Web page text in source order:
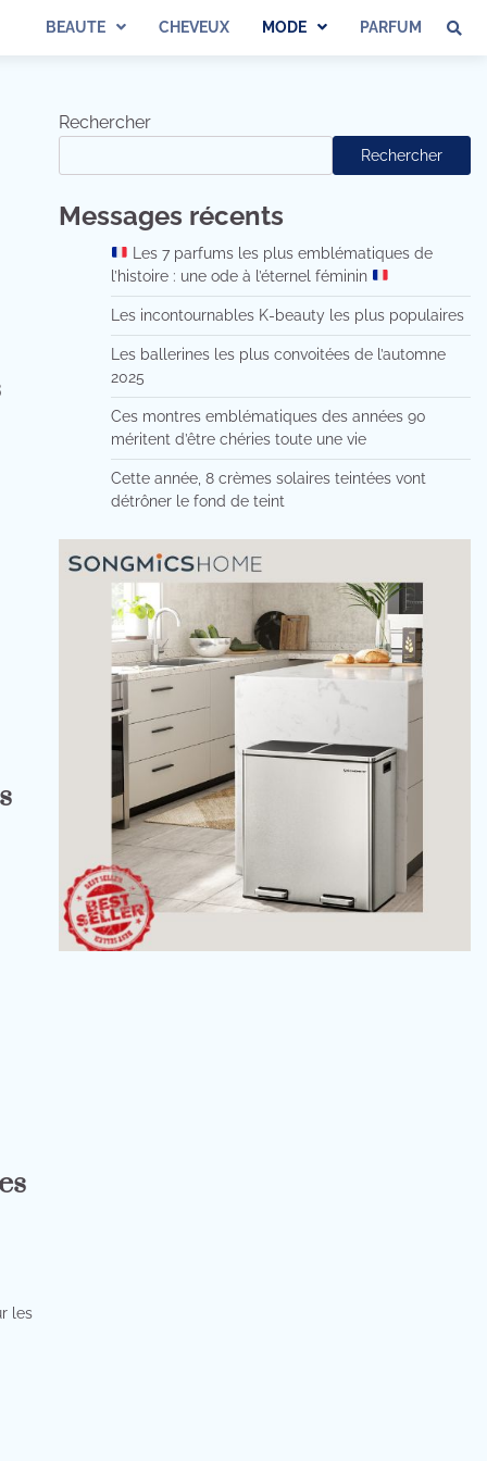
BEAUTE CHEVEUX MODE PARFUM
les
Rechercher
Rechercher
Messages récents
Les 7 parfums les plus emblématiques de
l’histoire : une ode à l’éternel féminin
Les incontournables K-beauty les plus populaires
Les ballerines les plus convoitées de l’automne
2025
Ces montres emblématiques des années 90
méritent d’être chéries toute une vie
Cette année, 8 crèmes solaires teintées vont
détrôner le fond de teint